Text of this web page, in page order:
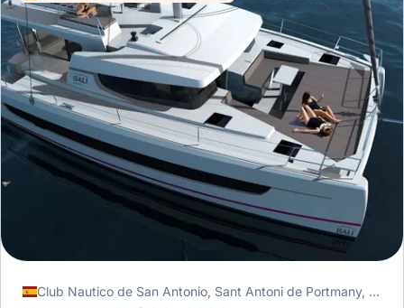
Club Nautico de San Antonio, Sant Antoni de Portmany, Hiszpania